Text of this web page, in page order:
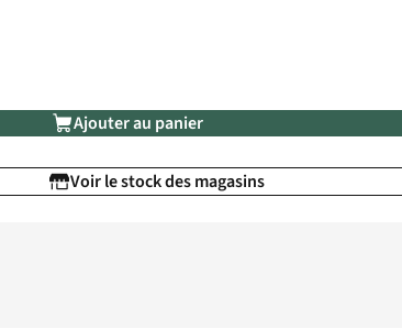
Ajouter au panier
Voir le stock des magasins